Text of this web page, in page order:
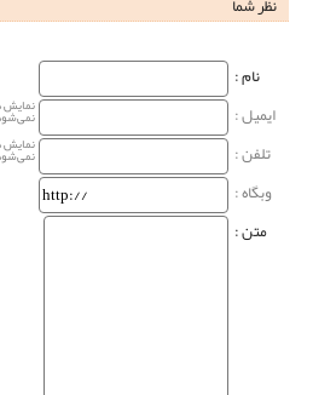
نام‌ :
ایمیل :
نمایش
تلفن : نمایش
وبگاه‌ :
متن :